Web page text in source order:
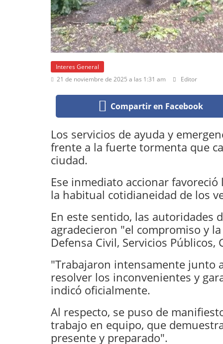
Interes General
21 de noviembre de 2025 a las 1:31 am
Editor
Compartir en Facebook
Los servicios de ayuda y
frente a la fuerte tormenta que
ciudad.
Ese inmediato accionar
la habitual cotidianeidad de los
En este sentido, las autoridades
agradecieron "el compromiso y
Defensa Civil, Servicios
"Trabajaron intensamente junto
resolver los inconvenientes y
indicó oficialmente.
Al respecto, se puso de
trabajo en equipo, que
presente y preparado".